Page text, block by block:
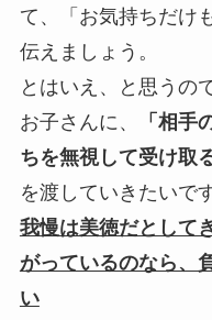
て、「 お気持ちだけ
伝えましょう。
とはいえ、と思うの
お子さんに、
「相手
ちを無視して受け取
を渡していきたいで
我慢は美徳だとして
がっているのなら、
い